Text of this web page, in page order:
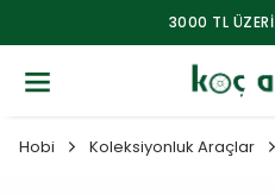
3000 TL ÜZERİ
Hobi Koleksiyonluk Araçlar